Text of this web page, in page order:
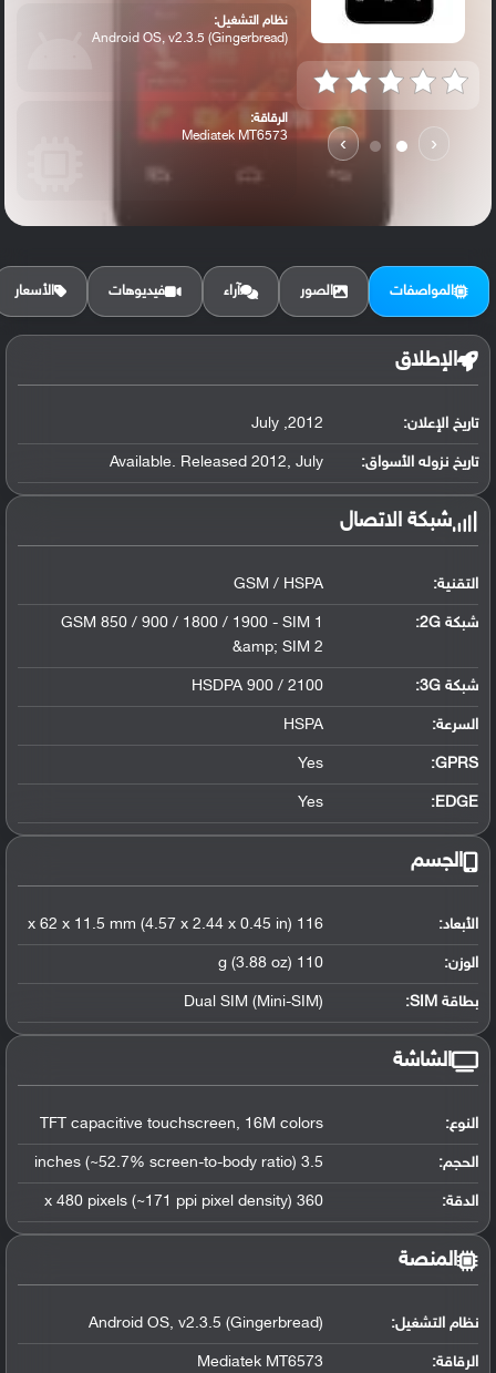
‹
›
نظام التشغيل:
Android OS, v2.3.5 (Gingerbread)
الرقاقة:
Mediatek MT6573
المواصفات الصور آراء فيديوهات الأسعار
الإطلاق
تاريخ الإعلان: 2012, July
تاريخ نزوله الأسواق: Available. Released 2012, July
شبكة الاتصال
التقنية: GSM / HSPA
شبكة 2G:
GSM 850 / 900 / 1800 / 1900 - SIM 1
&amp; SIM 2
شبكة 3G :
HSDPA 900 / 2100
السرعة: HSPA
GPRS:
Yes
EDGE:
Yes
الجسم
الأبعاد: 116 x 62 x 11.5 mm (4.57 x 2.44 x 0.45 in)
الوزن: 110 g (3.88 oz)
بطاقة SIM: Dual SIM (Mini-SIM)
الشاشة
النوع: TFT capacitive touchscreen, 16M colors
الحجم: 3.5 inches (~52.7% screen-to-body ratio)
الدقة: 360 x 480 pixels (~171 ppi pixel density)
المنصة
نظام التشغيل:
Android OS, v2.3.5 (Gingerbread)
الرقاقة:
Mediatek MT6573